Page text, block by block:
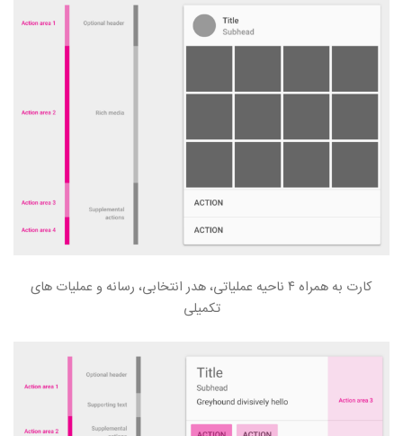
کارت به همراه ۴ ناحیه عملیاتی، هدر انتخابی، رسانه و عملیات های
تکمیلی